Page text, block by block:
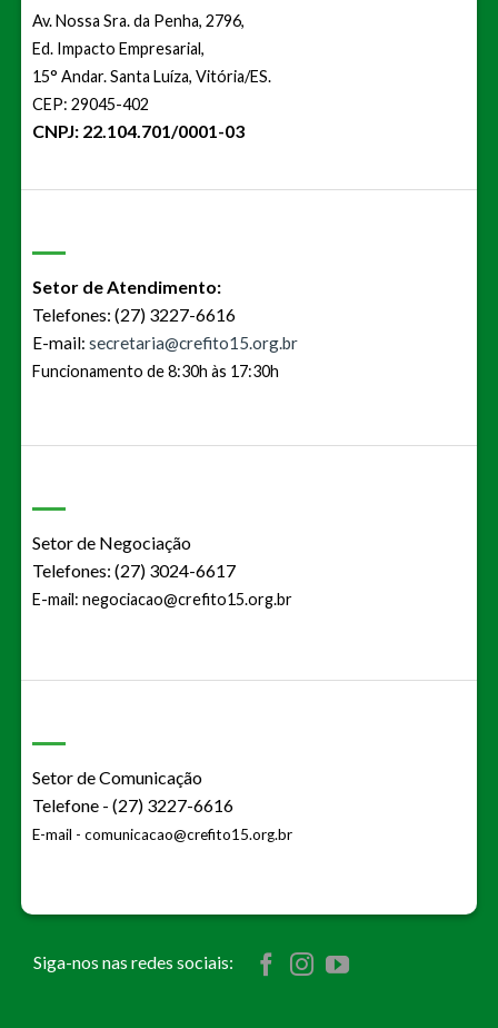
Av. Nossa Sra. da Penha, 2796,
Ed. Impacto Empresarial,
15° Andar. Santa Luíza, Vitória/ES.
CEP: 29045-402
CNPJ: 22.104.701/0001-03
Setor de Atendimento:
Telefones: (27) 3227-6616
E-mail: secretaria@crefito15.org.br
Funcionamento de 8:30h às 17:30h
Setor de Negociação
Telefones: (27) 3024-6617
E-mail: negociacao@crefito15.org.br
Setor de Comunicação
Telefone - (27) 3227-6616
E-mail - comunicacao@crefito15.org.br
Siga-nos nas redes sociais: